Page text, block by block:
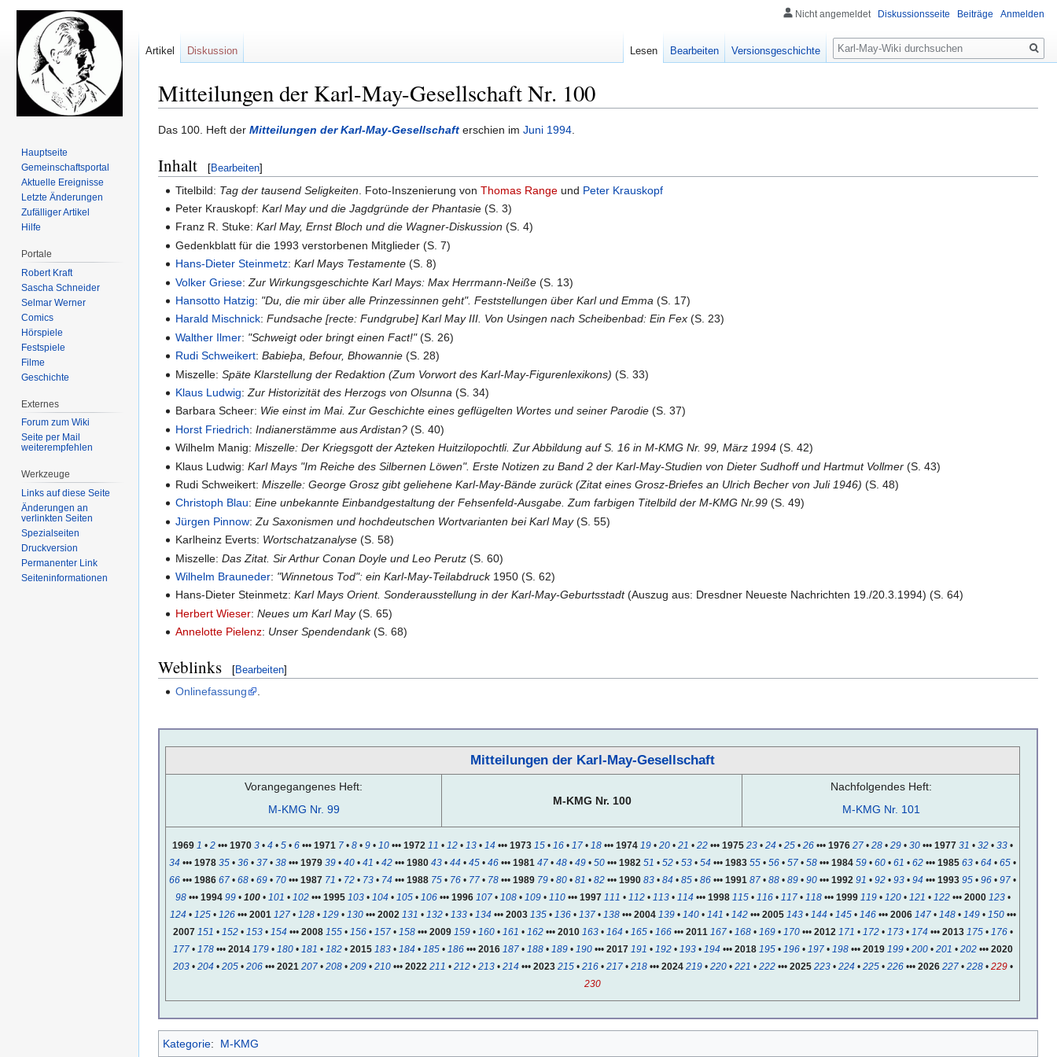
Mitteilungen der Karl-May-Gesellschaft Nr. 100
Zur
springen
Zur
springen
Das 100. Heft der Mitteilungen der Karl-May-Gesellschaft erschien im Juni 1994.
Inhalt [Bearbeiten]
Titelbild: Tag der tausend Seligkeiten . Foto-Inszenierung vonThomas Range und Peter Krauskopf
Peter Krauskopf:Karl May und die Jagdgründe der Phantasie (S. 3)
Franz R. Stuke:Karl May, Ernst Bloch und die Wagner-Diskussion (S. 4)
Gedenkblatt für die 1993 verstorbenen Mitglieder (S. 7)
Hans-Dieter Steinmetz:Karl Mays Testamente (S. 8)
Volker Griese:Zur Wirkungsgeschichte Karl Mays: Max Herrmann-Neiße (S. 13)
Hansotto Hatzig: "Du, die mir über alle Prinzessinnen geht". Feststellungen über Karl und Emma (S. 17)
Harald Mischnick:Fundsache [recte: Fundgrube] Karl May III. Von Usingen nach Scheibenbad: Ein Fex (S. 23)
Walther Ilmer: "Schweigt oder bringt einen Fact!"(S. 26)
Rudi Schweikert:Babieþa, Befour, Bhowannie (S. 28)
Miszelle:Späte Klarstellung der Redaktion (Zum Vorwort des Karl-May-Figurenlexikons) (S. 33)
Klaus Ludwig:Zur Historizität des Herzogs von Olsunna (S. 34)
Barbara Scheer: Wie einst im Mai. Zur Geschichte eines geflügelten Wortes und seiner Parodie (S. 37)
Horst Friedrich:Indianerstämme aus Ardistan? (S. 40)
Wilhelm Manig:Miszelle: Der Kriegsgott der Azteken Huitzilopochtli. Zur Abbildung auf S. 16 in M-KMG Nr. 99, März 1994 (S. 42)
Klaus Ludwig:Karl Mays "Im Reiche des Silbernen Löwen". Erste Notizen zu Band 2 der Karl-May-Studien von Dieter Sudhoff und Hartmut Vollmer (S. 43)
Rudi Schweikert:Miszelle: George Grosz gibt geliehene Karl-May-Bände zurück (Zitat eines Grosz-Briefes an Ulrich Becher von Juli 1946) (S. 48)
Christoph Blau:Eine unbekannte Einbandgestaltung der Fehsenfeld-Ausgabe. Zum farbigen Titelbild der M-KMG Nr.99 (S. 49)
Jürgen Pinnow:Zu Saxonismen und hochdeutschen Wortvarianten bei Karl May(S. 55)
Karlheinz Everts: Wortschatzanalyse (S. 58)
Miszelle:Das Zitat. Sir Arthur Conan Doyle und Leo Perutz (S. 60)
Wilhelm Brauneder: "Winnetous Tod": ein Karl-May-Teilabdruck1950 (S. 62)
Hans-Dieter Steinmetz:Karl Mays Orient. Sonderausstellung in der Karl-May-Geburtsstadt(Auszug aus: Dresdner Neueste Nachrichten 19./20.3.1994) (S. 64)
Herbert Wieser:Neues um Karl May(S. 65)
Annelotte Pielenz: Unser Spendendank(S. 68)
Weblinks [Bearbeiten]
Onlinefassung .
Mitteilungen der Karl-May-Gesellschaft
Vorangegangenes Heft:
M-KMG Nr. 99
M-KMG Nr. 100
Nachfolgendes Heft:
M-KMG Nr. 101
1969 1 • 2 ••• 1970 3 • 4 • 5 • 6 ••• 1971 7 • 8 • 9 • 10 ••• 1972 11 • 12 • 13 • 14 ••• 1973 15 • 16 • 17 • 18 ••• 1974 19 • 20 • 21 • 22 ••• 1975 23 • 24 • 25 • 26 ••• 1976 27 • 28 • 29 • 30 ••• 1977 31 • 32 • 33 •
34 ••• 1978 35 • 36 • 37 • 38 ••• 1979 39 • 40 • 41 • 42 ••• 1980 43 • 44 • 45 • 46 ••• 1981 47 • 48 • 49 • 50 ••• 1982 51 • 52 • 53 • 54 ••• 1983 55 • 56 • 57 • 58 ••• 1984 59 • 60 • 61 • 62 ••• 1985 63 • 64 • 65 •
66 ••• 1986 67 • 68 • 69 • 70 ••• 1987 71 • 72 • 73 • 74 ••• 1988 75 • 76 • 77 • 78 ••• 1989 79 • 80 • 81 • 82 ••• 1990 83 • 84 • 85 • 86 ••• 1991 87 • 88 • 89 • 90 ••• 1992 91 • 92 • 93 • 94 ••• 1993 95 • 96 • 97 •
98••• 1994 99• 100• 101 • 102••• 1995 103• 104• 105• 106••• 1996 107• 108• 109• 110••• 1997 111 • 112• 113• 114••• 1998 115• 116• 117• 118••• 1999 119• 120• 121 • 122••• 2000 123•
124• 125• 126••• 2001 127• 128• 129• 130••• 2002 131 • 132• 133• 134••• 2003 135• 136• 137• 138••• 2004 139• 140• 141 • 142••• 2005 143• 144• 145• 146••• 2006 147• 148• 149• 150•••
2007 151 • 152• 153• 154••• 2008 155• 156• 157• 158••• 2009 159• 160• 161 • 162••• 2010 163• 164• 165• 166••• 2011 167• 168• 169• 170••• 2012 171 • 172• 173• 174••• 2013 175• 176•
177• 178••• 2014 179• 180• 181 • 182• 2015 183• 184• 185• 186••• 2016 187• 188• 189• 190••• 2017 191 • 192• 193• 194••• 2018 195• 196• 197• 198••• 2019 199• 200• 201 • 202••• 2020
203• 204• 205• 206••• 2021 207• 208• 209• 210••• 2022 211 • 212• 213• 214••• 2023 215• 216• 217• 218••• 2024 219• 220• 221 • 222••• 2025 223• 224• 225• 226••• 2026 227• 228• 229•
230
Kategorie: M-KMG
Nicht angemeldet Diskussionsseite Beiträge Anmelden
Artikel Diskussion Lesen Bearbeiten Versionsgeschichte
Suche
Hauptseite
Gemeinschafts­portal
Aktuelle Ereignisse
Letzte Änderungen
Zufälliger Artikel
Hilfe
Portale
Robert Kraft
Sascha Schneider
Selmar Werner
Comics
Hörspiele
Festspiele
Filme
Geschichte
Externes
Forum zum Wiki
Seite per Mail
weiterempfehlen
Werkzeuge
Links auf diese Seite
Änderungen an
verlinkten Seiten
Spezialseiten
Druckversion
Permanenter Link
Seiten­informationen